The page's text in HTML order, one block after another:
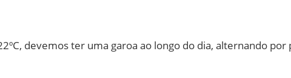
devemos ter uma garoa ao longo do dia, alternando